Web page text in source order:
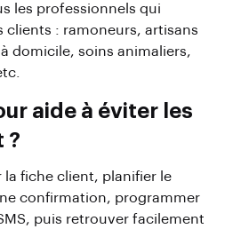
les professionnels qui
clients : ramoneurs, artisans
domicile, soins animaliers,
aide à éviter les
?
la fiche client, planifier le
confirmation, programmer
puis retrouver facilement